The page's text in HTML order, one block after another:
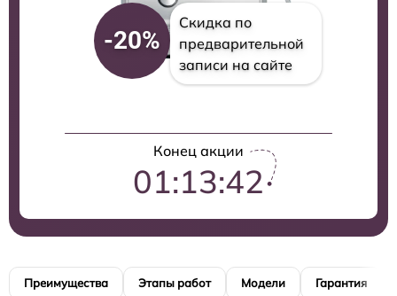
-20%
Скидка по
предварительной
записи на сайте
Конец акции
01:13:41
Преимущества Этапы работ Модели Гарантия